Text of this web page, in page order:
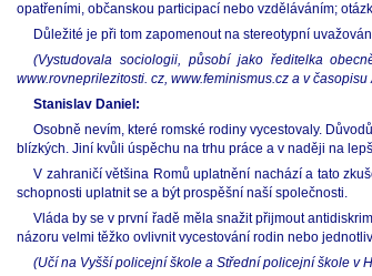
opatřeními, občanskou participací nebo vzděláváním;
Důležité je při tom zapomenout na stereotypní
(Vystudovala sociologii, působí jako ředitelka
www.rovneprilezitosti. cz, www.feminismus.cz a v časopisu
Stanislav Daniel:
Osobně nevím, které romské rodiny vycestovaly.
blízkých. Jiní kvůli úspěchu na trhu práce a v naději na
V zahraničí většina Romů uplatnění nachází a tato
schopnosti uplatnit se a být prospěšní naší společnosti.
Vláda by se v první řadě měla snažit přijmout
názoru velmi těžko ovlivnit vycestování rodin nebo
(Učí na Vyšší policejní škole a Střední policejní škole v